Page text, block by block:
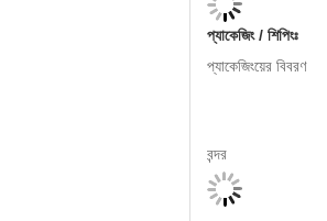
প্যাকেজিং / শিপিংঃ
প্যাকেজিংয়ের বিবরণ
বন্দর